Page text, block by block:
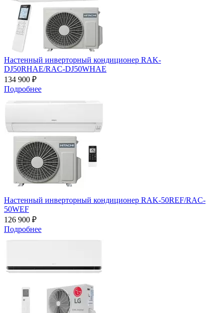
Настенный инверторный кондиционер RAK-
DJ50RHAE/RAC-DJ50WHAE
134 900 ₽
Подробнее
Настенный инверторный кондиционер RAK-50REF/RAC-
50WEF
126 900 ₽
Подробнее